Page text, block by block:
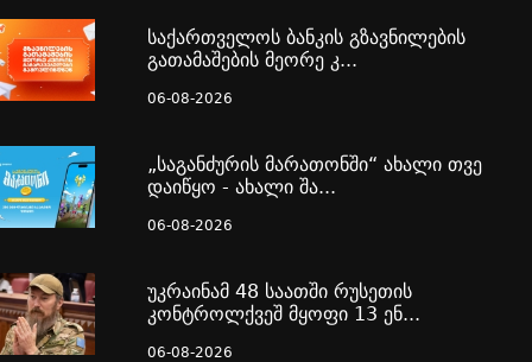
საქართველოს ბანკის გზავნილების
გათამაშების მეორე კ...
06-08-2026
„საგანძურის მარათონში“ ახალი თვე
დაიწყო - ახალი შა...
06-08-2026
უკრაინამ 48 საათში რუსეთის
კონტროლქვეშ მყოფი 13 ენ...
06-08-2026